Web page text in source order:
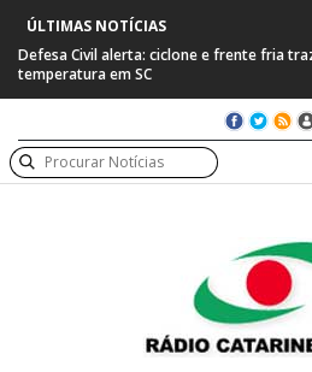
ÚLTIMAS NOTÍCIAS
Defesa Civil alerta: ciclone e frente fria
temperatura em SC